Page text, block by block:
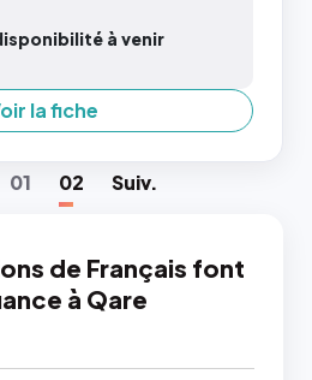
à venir
la fiche
01 02 Suiv.
de Français font
à Qare